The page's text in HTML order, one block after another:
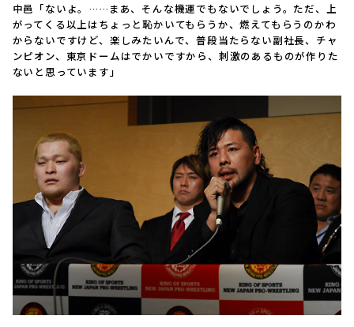
中邑「ないよ。……まあ、そんな機運でもないでしょう。ただ、上
がってくる以上はちょっと恥かいてもらうか、燃えてもらうのかわ
からないですけど、楽しみたいんで、普段当たらない副社長、チャ
ンピオン、東京ドームはでかいですから、刺激のあるものが作りた
ないと思っています」